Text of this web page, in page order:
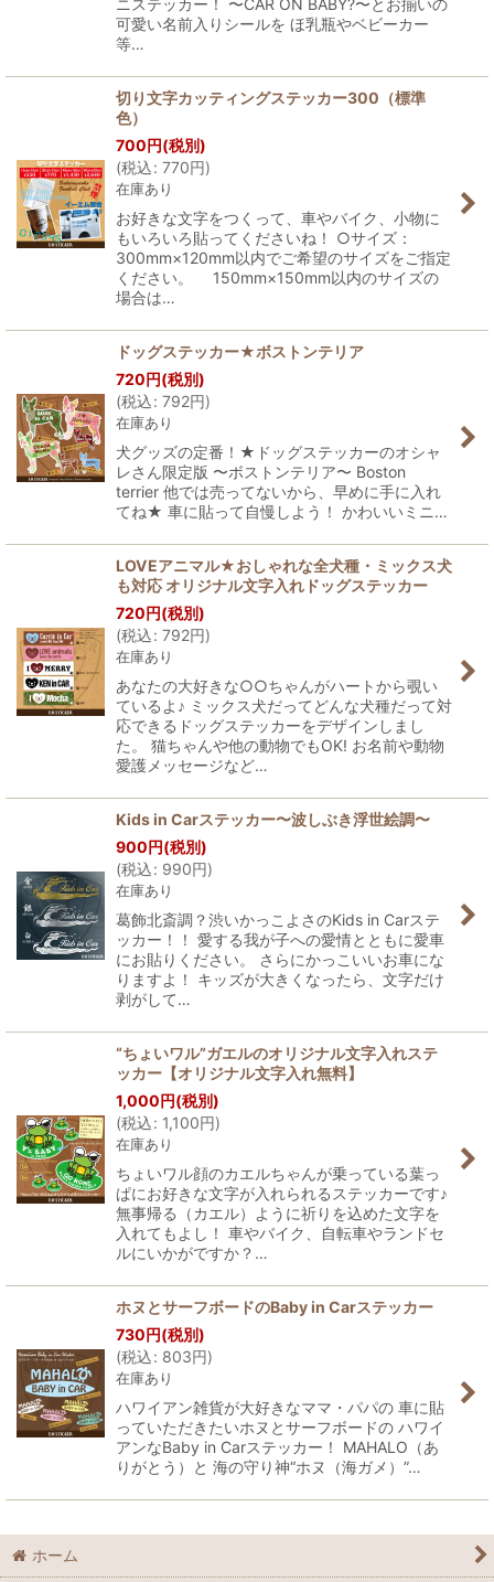
ニステッカー！ 〜CAR ON BABY?〜とお揃いの
可愛い名前入りシールを ほ乳瓶やベビーカー
等…
切り文字カッティングステッカー300（標準
色）
700円(税別)
(税込: 770円)
在庫あり
お好きな文字をつくって、車やバイク、小物に
もいろいろ貼ってくださいね！ ○サイズ：
300mm×120mm以内でご希望のサイズをご指定
ください。 150mm×150mm以内のサイズの
場合は…
ドッグステッカー★ボストンテリア
720円(税別)
(税込: 792円)
在庫あり
犬グッズの定番！★ドッグステッカーのオシャ
レさん限定版 〜ボストンテリア〜 Boston
terrier 他では売ってないから、早めに手に入れ
てね★ 車に貼って自慢しよう！ かわいいミニ…
LOVEアニマル★おしゃれな全犬種・ミックス犬
も対応 オリジナル文字入れドッグステッカー
720円(税別)
(税込: 792円)
在庫あり
あなたの大好きな○○ちゃんがハートから覗い
ているよ♪ ミックス犬だってどんな犬種だって対
応できるドッグステッカーをデザインしまし
た。 猫ちゃんや他の動物でもOK! お名前や動物
愛護メッセージなど…
Kids in Carステッカー〜波しぶき浮世絵調〜
900円(税別)
(税込: 990円)
在庫あり
葛飾北斎調？渋いかっこよさのKids in Carステ
ッカー！！ 愛する我が子への愛情とともに愛車
にお貼りください。 さらにかっこいいお車にな
りますよ！ キッズが大きくなったら、文字だけ
剥がして…
“ちょいワル”ガエルのオリジナル文字入れステ
ッカー【オリジナル文字入れ無料】
1,000円(税別)
(税込: 1,100円)
在庫あり
ちょいワル顔のカエルちゃんが乗っている葉っ
ぱにお好きな文字が入れられるステッカーです♪
無事帰る（カエル）ように祈りを込めた文字を
入れてもよし！ 車やバイク、自転車やランドセ
ルにいかがですか？…
ホヌとサーフボードのBaby in Carステッカー
730円(税別)
(税込: 803円)
在庫あり
ハワイアン雑貨が大好きなママ・パパの 車に貼
っていただきたいホヌとサーフボードの ハワイ
アンなBaby in Carステッカー！ MAHALO（あ
りがとう）と 海の守り神“ホヌ（海ガメ）”…
ホーム